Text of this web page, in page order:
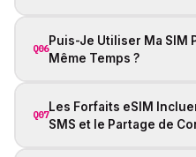
Q06
Puis-Je Utiliser Ma SIM
Même Temps ?
Q07
Les Forfaits eSIM
SMS et le Partage de